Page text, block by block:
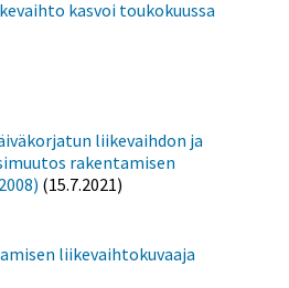
kasvoi toukokuussa
liikevaihdon ja
rakentamisen
(15.7.2021)
liikevaihtokuvaaja